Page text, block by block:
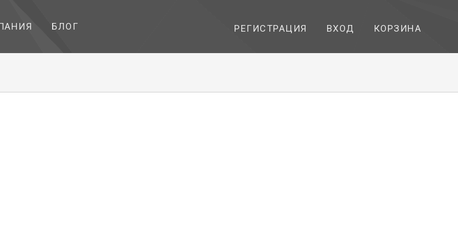
БЛОГ РЕГИСТРАЦИЯ ВХОД КОРЗИНА